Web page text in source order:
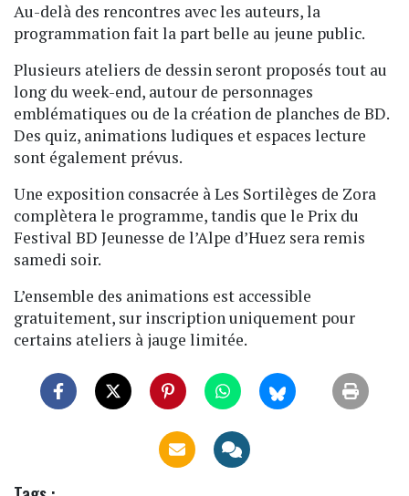
Au-delà des rencontres avec les auteurs, la
programmation fait la part belle au jeune public.
Plusieurs ateliers de dessin seront proposés tout au
long du week-end, autour de personnages
emblématiques ou de la création de planches de BD.
Des quiz, animations ludiques et espaces lecture
sont également prévus.
Une exposition consacrée à Les Sortilèges de Zora
complètera le programme, tandis que le Prix du
Festival BD Jeunesse de l’Alpe d’Huez sera remis
samedi soir.
L’ensemble des animations est accessible
gratuitement, sur inscription uniquement pour
certains ateliers à jauge limitée.